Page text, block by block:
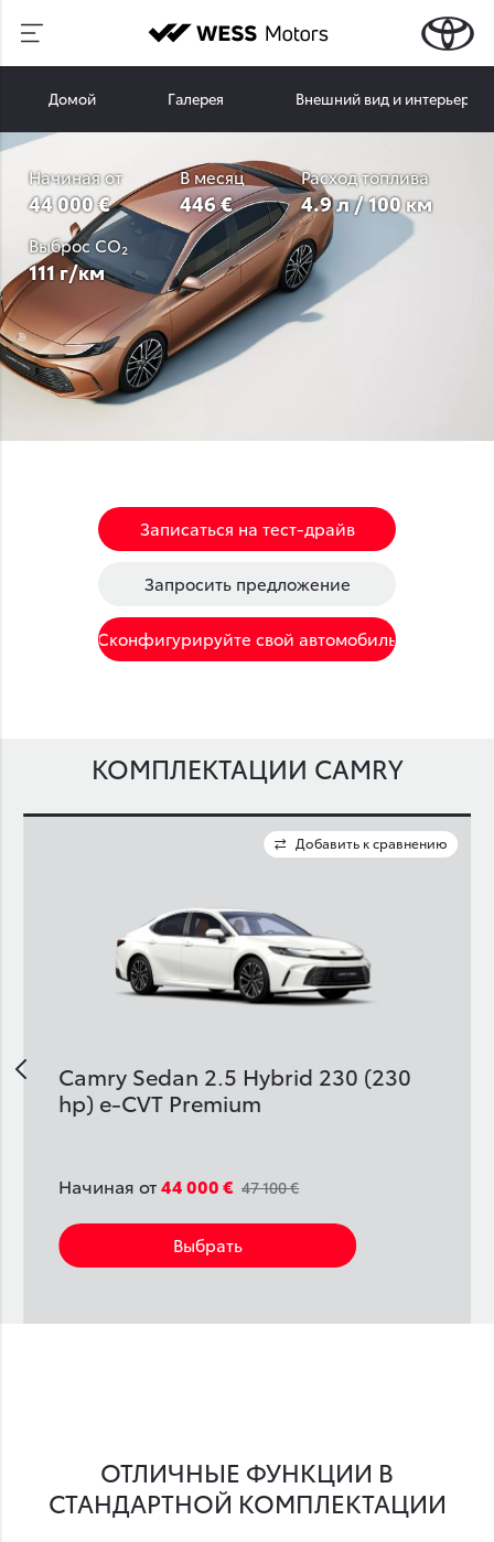
Домой Галерея Внешний вид и интерьер
Начиная от
44 000 €
В месяц
446 €
Расход топлива
4.9 л / 100 км
Выброс CO₂
111 г/км
Записаться на тест-драйв
Запросить предложение
Сконфигурируйте свой автомобиль
КОМПЛЕКТАЦИИ CAMRY
Camry Sedan 2.5 Hybrid 230 (230
hp) e-CVT Premium
Начиная от44 000 € 47 100 €
Выбрать
Добавить к сравнению
ОТЛИЧНЫЕ ФУНКЦИИ В
СТАНДАРТНОЙ КОМПЛЕКТАЦИИ